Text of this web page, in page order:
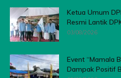
Ketua Umum
Resmi Lantik
03/08/2026
Event “Mamala
Dampak Positif